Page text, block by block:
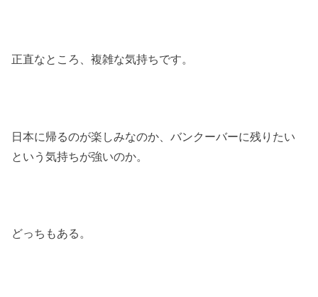
正直なところ、複雑な気持ちです。
日本に帰るのが楽しみなのか、バンクーバーに残りたい
という気持ちが強いのか。
どっちもある。